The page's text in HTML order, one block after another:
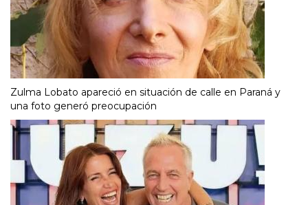
Zulma Lobato apareció en situación de calle en Paraná y
una foto generó preocupación